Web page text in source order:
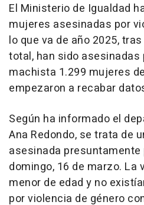
El Ministerio de Igualdad
mujeres asesinadas por
lo que va de año 2025,
total, han sido asesinadas
machista 1.299 mujeres
empezaron a recabar
Según ha informado el
Ana Redondo, se trata de
asesinada presuntamente
domingo, 16 de marzo.
menor de edad y no
por violencia de género